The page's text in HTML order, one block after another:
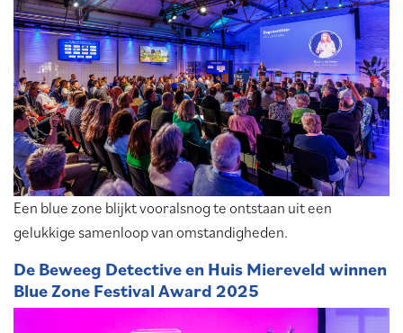
Een blue zone blijkt vooralsnog te ontstaan uit een
gelukkige samenloop van omstandigheden.
De Beweeg Detective en Huis Miereveld winnen
Blue Zone Festival Award 2025